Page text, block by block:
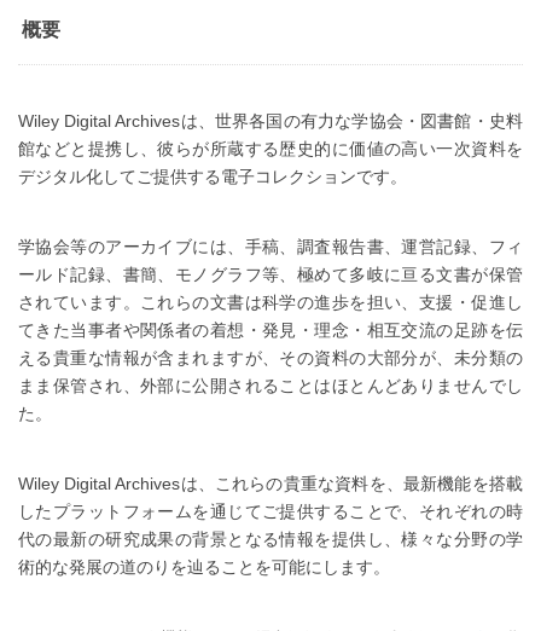
概要
Wiley Digital Archivesは、世界各国の有力な学協会・図書館・史料
館などと提携し、彼らが所蔵する歴史的に価値の高い一次資料を
デジタル化してご提供する電子コレクションです。
学協会等のアーカイブには、手稿、調査報告書、運営記録、フィ
ールド記録、書簡、モノグラフ等、極めて多岐に亘る文書が保管
されています。これらの文書は科学の進歩を担い、支援・促進し
てきた当事者や関係者の着想・発見・理念・相互交流の足跡を伝
える貴重な情報が含まれますが、その資料の大部分が、未分類の
まま保管され、外部に公開されることはほとんどありませんでし
た。
Wiley Digital Archivesは、これらの貴重な資料を、最新機能を搭載
したプラットフォームを通じてご提供することで、それぞれの時
代の最新の研究成果の背景となる情報を提供し、様々な分野の学
術的な発展の道のりを辿ることを可能にします。